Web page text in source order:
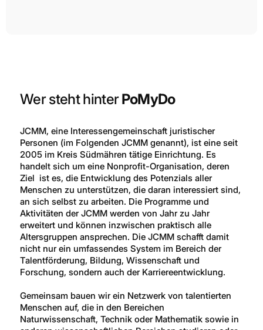
Wer steht hinterPoMyDo
JCMM, eine Interessengemeinschaft juristischer
Personen (im Folgenden JCMM genannt), ist eine seit
2005 im Kreis Südmähren tätige Einrichtung. Es
handelt sich um eine Nonprofit-Organisation, deren
Ziel ist es, die Entwicklung des Potenzials aller
Menschen zu unterstützen, die daran interessiert sind,
an sich selbst zu arbeiten. Die Programme und
Aktivitäten der JCMM werden von Jahr zu Jahr
erweitert und können inzwischen praktisch alle
Altersgruppen ansprechen. Die JCMM schafft damit
nicht nur ein umfassendes System im Bereich der
Talentförderung, Bildung, Wissenschaft und
Forschung, sondern auch der Karriereentwicklung.
Gemeinsam bauen wir ein Netzwerk von talentierten
Menschen auf, die in den Bereichen
Naturwissenschaft, Technik oder Mathematik sowie in